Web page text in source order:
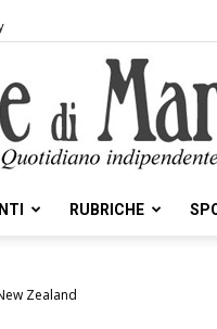
RUBRICHE
Zealand